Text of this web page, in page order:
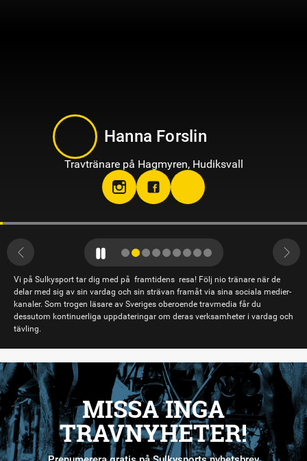
Hanna Forslin
Travtränare på Hagmyren, Hudiksvall
Vi på Sulkysport tar dig med på framtidens resa! Följ nio tränare när de
delar med sig av sin vardag och sin strävan framåt via sina sociala medier-
kanaler. Som trogen läsare av Sveriges oberoende travmedia får du
dessutom kontinuerliga uppdateringar om deras verksamheter i vardag och
tävling.
MISSA INGA
TRAVNYHETER!